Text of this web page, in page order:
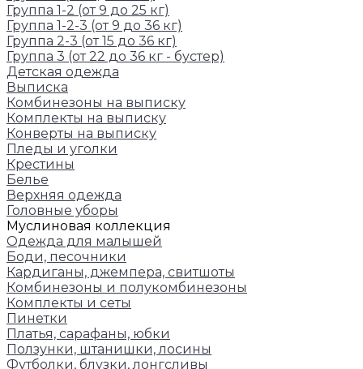
Группа 1-2 (от 9 до 25 кг)
Группа 1-2-3 (от 9 до 36 кг)
Группа 2-3 (от 15 до 36 кг)
Группа 3 (от 22 до 36 кг - бустер)
Детская одежда
Выписка
Комбинезоны на выписку
Комплекты на выписку
Конверты на выписку
Пледы и уголки
Крестины
Белье
Верхняя одежда
Головные уборы
Муслиновая коллекция
Одежда для малышей
Боди, песочники
Кардиганы, джемпера, свитшоты
Комбинезоны и полукомбинезоны
Комплекты и сеты
Пинетки
Платья, сарафаны, юбки
Ползунки, штанишки, лосины
Футболки, блузки, лонгсливы